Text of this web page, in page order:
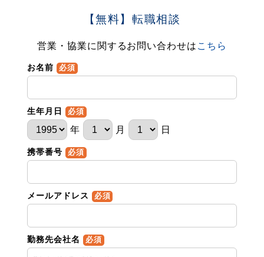
【無料】転職相談
営業・協業に関するお問い合わせは こちら
お名前 必須
生年月日 必須
年 月 日
携帯番号 必須
メールアドレス 必須
勤務先会社名 必須